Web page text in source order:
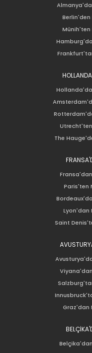
Berlin'den
Münih'ten
Utrecht'ten
The
Fransa'dan
Paris'ten
Lyon'dan
Saint
Viyana'dan
Graz'dan
Belçika'dan